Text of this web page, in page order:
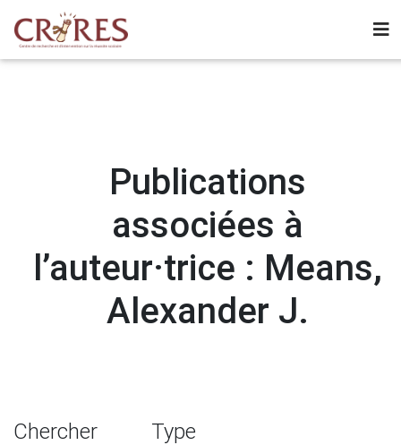
Publications
associées à
l’auteur·trice : Means,
Alexander J.
Chercher Type